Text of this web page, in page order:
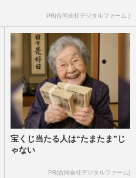
PR(合同会社デジタルファーム )
宝くじ当たる人は“たまたま”じ
ゃない
PR(合同会社デジタルファーム)